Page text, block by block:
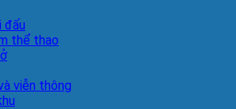
đấu
thể thao
viễn thông